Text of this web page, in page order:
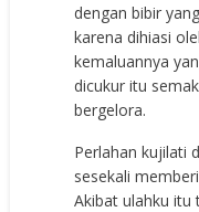
dengan bibir
karena dihiasi
kemaluannya
dicukur itu
bergelora.
Perlahan kujilati
sesekali
Akibat ulahku itu